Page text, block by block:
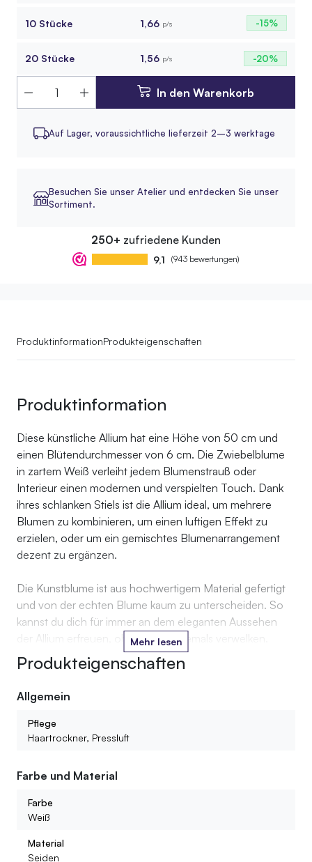
10 Stücke 1,66 p/s -15%
20 Stücke 1,56 p/s -20%
In den Warenkorb
Auf Lager, voraussichtliche lieferzeit 2–3 werktage
Besuchen Sie unser Atelier und entdecken Sie unser
Sortiment.
250+ zufriedene Kunden
9,1 (943 bewertungen)
ProduktinformationProdukteigenschaften
Produktinformation
Diese künstliche Allium hat eine Höhe von 50 cm und
einen Blütendurchmesser von 6 cm. Die Zwiebelblume
in zartem Weiß verleiht jedem Blumenstrauß oder
Interieur einen modernen und verspielten Touch. Dank
ihres schlanken Stiels ist die Allium ideal, um mehrere
Blumen zu kombinieren, um einen luftigen Effekt zu
erzielen, oder um ein gemischtes Blumenarrangement
dezent zu ergänzen.
Die Kunstblume ist aus hochwertigem Material gefertigt
und von der echten Blume kaum zu unterscheiden. So
kannst du dich für immer an dem eleganten Aussehen
der Allium erfreuen, ohne dass sie jemals verwelken.
Mehr lesen
Produkteigenschaften
Allgemein
Pflege
Haartrockner, Pressluft
Farbe und Material
Farbe
Weiß
Material
Seiden